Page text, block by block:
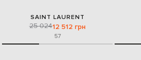
SAINT LAURENT
25 02412 512 грн
57